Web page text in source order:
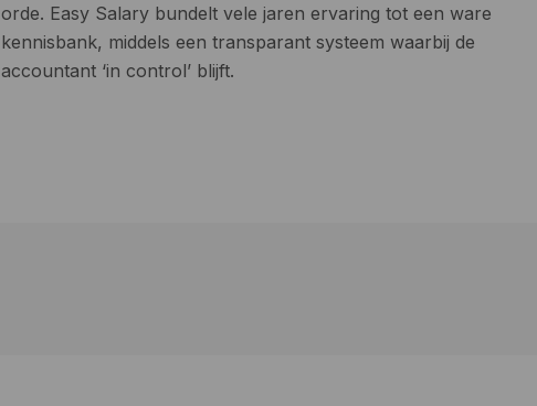
orde. Easy Salary bundelt vele jaren ervaring tot een ware
kennisbank, middels een transparant systeem waarbij de
accountant ‘in control’ blijft.